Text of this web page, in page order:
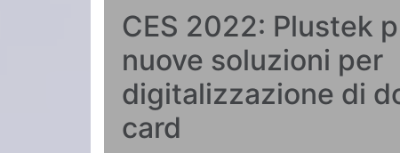
CES 2022: Plustek
nuove soluzioni per
digitalizzazione di
card